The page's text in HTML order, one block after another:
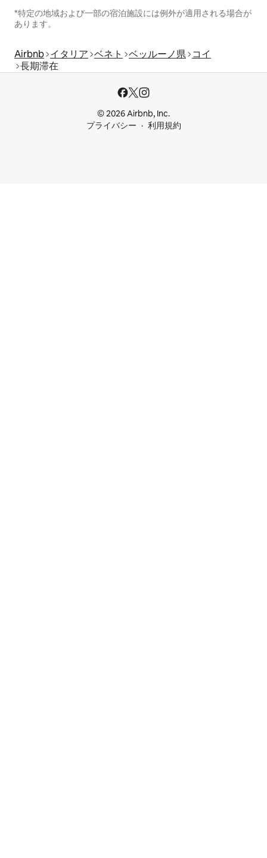
*特定の地域および一部の宿泊施設には例外が適用される場合が
あります。
Airbnb イタリア ベネト ベッルーノ県 コイ
長期滞在
© 2026 Airbnb, Inc.
プライバシー
利用規約